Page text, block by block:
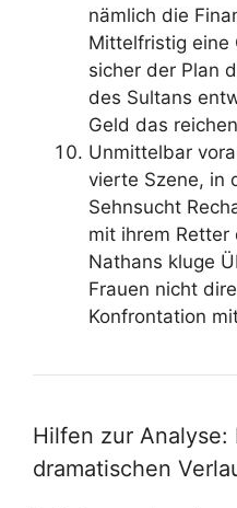
nämlich die
Mittelfristig eine
sicher der Plan
des Sultans
Geld das
Unmittelbar
vierte Szene, in
Sehnsucht
mit ihrem
Nathans kluge
Frauen nicht
Konfrontation
Hilfen zur Analyse:
dramatischen